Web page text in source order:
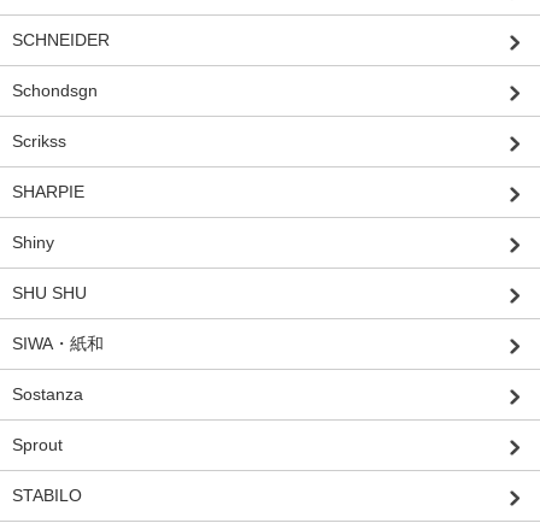
SCHNEIDER
Schondsgn
Scrikss
SHARPIE
Shiny
SHU SHU
SIWA・紙和
Sostanza
Sprout
STABILO